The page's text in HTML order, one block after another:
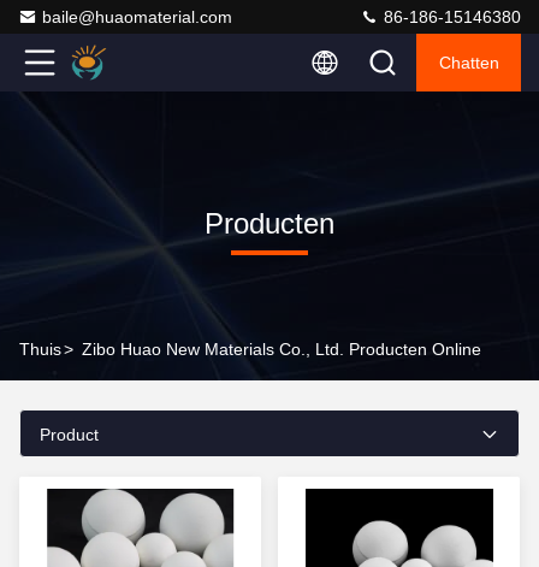
baile@huaomaterial.com 86-186-15146380
Chatten
Producten
Thuis> Zibo Huao New Materials Co., Ltd. Producten Online
Product